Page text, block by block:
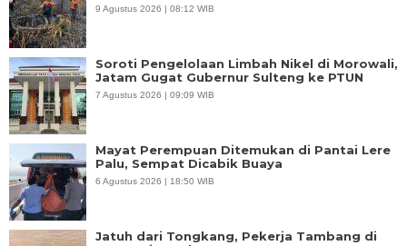
9 Agustus 2026 | 08:12 WIB
Soroti Pengelolaan Limbah Nikel di Morowali,
Jatam Gugat Gubernur Sulteng ke PTUN
7 Agustus 2026 | 09:09 WIB
Mayat Perempuan Ditemukan di Pantai Lere
Palu, Sempat Dicabik Buaya
6 Agustus 2026 | 18:50 WIB
Jatuh dari Tongkang, Pekerja Tambang di